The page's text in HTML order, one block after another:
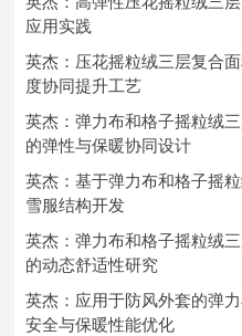
应用实践
英杰：压花摇粒绒三层复合
度协同提升工艺
英杰：弹力布和格子摇粒绒
的弹性与保暖协同设计
英杰：基于弹力布和格子摇
雪服结构开发
英杰：弹力布和格子摇粒绒
的动态舒适性研究
英杰：应用于防风外套的弹
安全与保暖性能优化